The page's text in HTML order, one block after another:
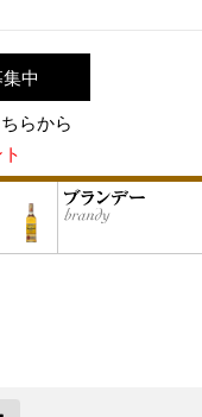
中
らから